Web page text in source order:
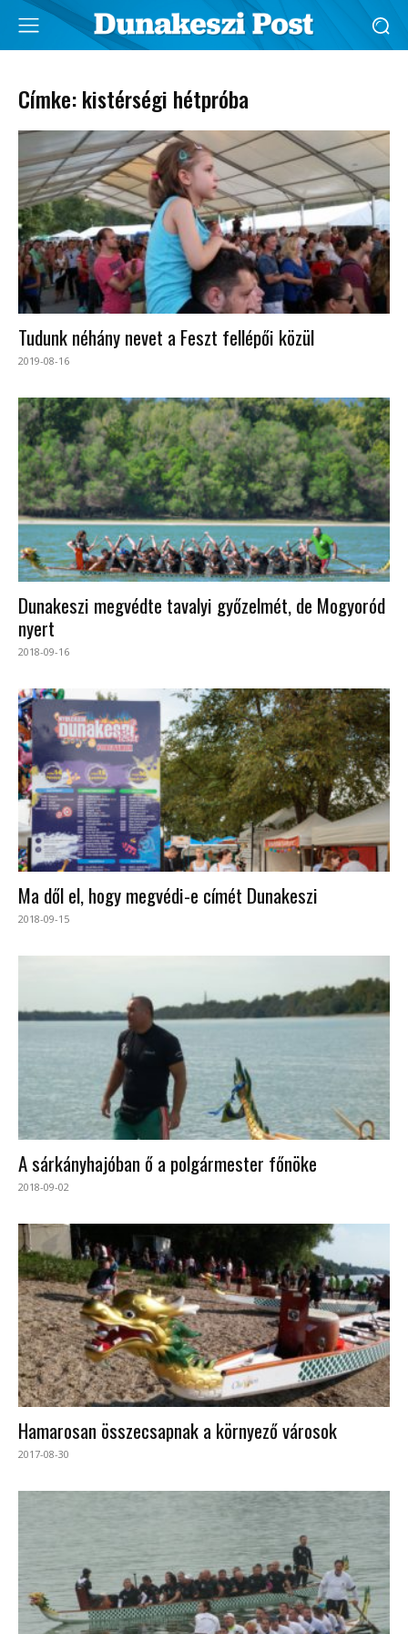
Címke: kistérségi hétpróba
Tudunk néhány nevet a Feszt fellépői közül
2019-08-16
Dunakeszi megvédte tavalyi győzelmét, de Mogyoród
nyert
2018-09-16
Ma dől el, hogy megvédi-e címét Dunakeszi
2018-09-15
A sárkányhajóban ő a polgármester főnöke
2018-09-02
Hamarosan összecsapnak a környező városok
2017-08-30